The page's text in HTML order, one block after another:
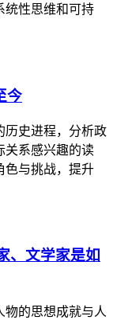
统性思维和可持
今
历史进程，分析政
关系感兴趣的读
色与挑战，提升
、文学家是如
物的思想成就与人